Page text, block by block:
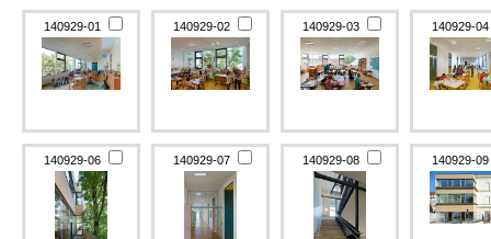
140929-01 140929-02 140929-03 140929-04
140929-06 140929-07 140929-08 140929-09